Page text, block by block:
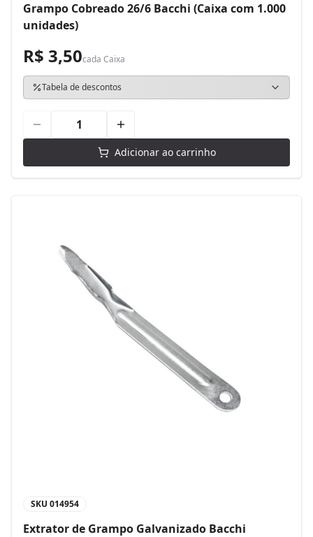
Grampo Cobreado 26/6 Bacchi (Caixa com 1.000
unidades)
R$ 3,50cada Caixa
Tabela de descontos
Adicionar ao carrinho
SKU 014954
Extrator de Grampo Galvanizado Bacchi